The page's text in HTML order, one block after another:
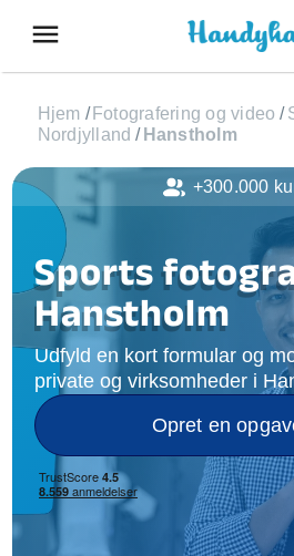
menu
Hjem / Fotografering og video /
Nordjylland / Hanstholm
Sports
Hanstholm
Udfyld en kort formular og
private og virksomheder i
Opret en
+300.000